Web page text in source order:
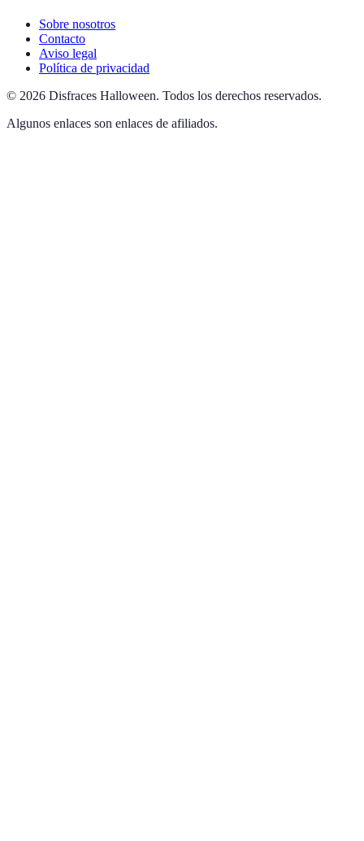
Sobre nosotros
Contacto
Aviso legal
Política de privacidad
© 2026 Disfraces Halloween. Todos los derechos reservados.
Algunos enlaces son enlaces de afiliados.